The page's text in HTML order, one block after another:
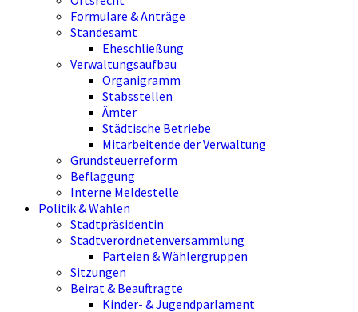
Formulare & Anträge
Standesamt
Eheschließung
Verwaltungsaufbau
Organigramm
Stabsstellen
Ämter
Städtische Betriebe
Mitarbeitende der Verwaltung
Grundsteuerreform
Beflaggung
Interne Meldestelle
Politik & Wahlen
Stadtpräsidentin
Stadtverordnetenversammlung
Parteien & Wählergruppen
Sitzungen
Beirat & Beauftragte
Kinder- & Jugendparlament